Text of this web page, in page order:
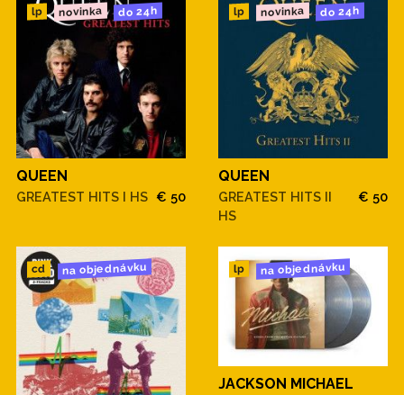
lp novinka do 24h
QUEEN
GREATEST HITS I HS € 50
lp novinka do 24h
QUEEN
GREATEST HITS II
HS
€ 50
cd na objednávku lp na objednávku
JACKSON MICHAEL